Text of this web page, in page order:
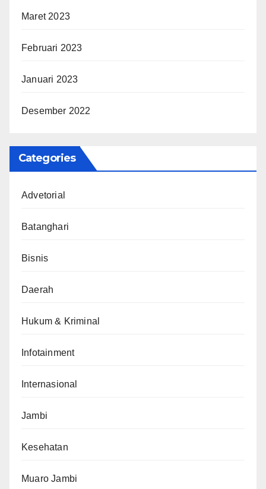
Maret 2023
Februari 2023
Januari 2023
Desember 2022
Categories
Advetorial
Batanghari
Bisnis
Daerah
Hukum & Kriminal
Infotainment
Internasional
Jambi
Kesehatan
Muaro Jambi